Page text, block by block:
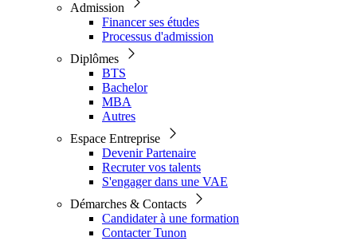
Admission
Financer ses études
Processus d'admission
Diplômes
BTS
Bachelor
MBA
Autres
Espace Entreprise
Devenir Partenaire
Recruter vos talents
S'engager dans une VAE
Démarches & Contacts
Candidater à une formation
Contacter Tunon